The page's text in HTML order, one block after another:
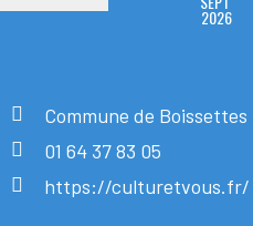
2026
Commune de Boissettes
01 64 37 83 05
https://culturetvous.fr/